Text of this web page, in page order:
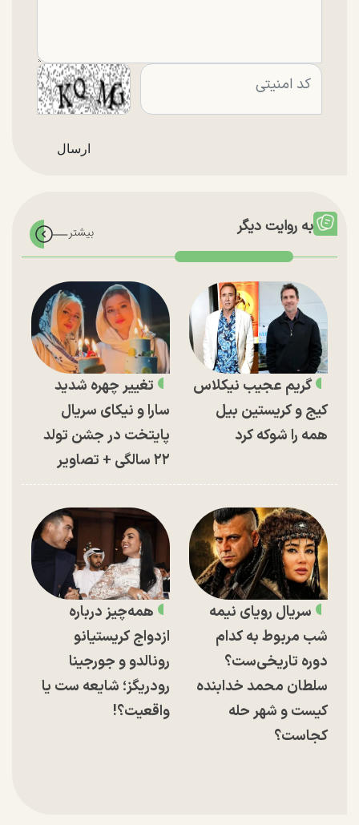
به روایت دیگر
گریم عجیب نیکلاس
کیج و کریستین بیل
همه را شوکه کرد
تغییر چهره شدید
سارا و نیکای سریال
پایتخت در جشن تولد
۲۲ سالگی + تصاویر
سریال رویای نیمه
شب مربوط به کدام
دوره تاریخی‌ست؟
سلطان محمد خدابنده
کیست و شهر حله
کجاست؟
همه‌چیز درباره
ازدواج کریستیانو
رونالدو و جورجینا
رودریگز؛ شایعه ست یا
واقعیت؟!